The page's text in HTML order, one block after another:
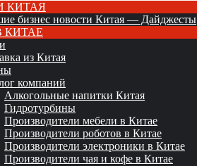
КИТАЯ
бизнес новости Китая — Дайджесты
КИТАЕ
из Китая
компаний
Алкогольные напитки Китая
Гидротурбины
Производители мебели в Китае
Производители роботов в Китае
Производители электроники в Китае
Производители чая и кофе в Китае